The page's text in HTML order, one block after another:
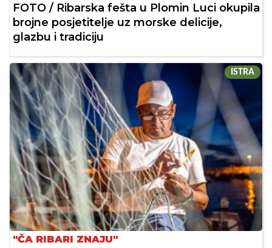
FOTO / Ribarska fešta u Plomin Luci okupila
brojne posjetitelje uz morske delicije,
glazbu i tradiciju
ISTRA
"ČA RIBARI ZNAJU"